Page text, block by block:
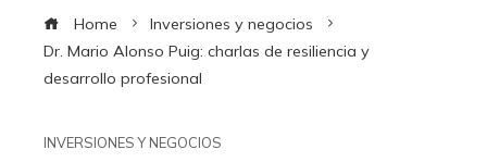
Home
Inversiones y negocios
Dr. Mario Alonso Puig: charlas de resiliencia y
desarrollo profesional
INVERSIONES Y NEGOCIOS